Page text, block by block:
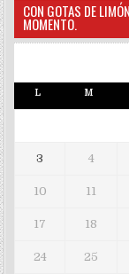
CON GOTAS DE
MOMENTO.
L M
3 4
10 11
17 18
24 25